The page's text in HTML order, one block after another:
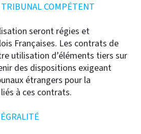
COMPÉTENT
seront régies et
Françaises. Les contrats de
utilisation d’éléments tiers sur
des dispositions exigeant
étrangers pour la
à ces contrats.